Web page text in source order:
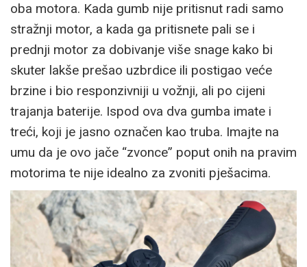
oba motora. Kada gumb nije pritisnut radi samo
stražnji motor, a kada ga pritisnete pali se i
prednji motor za dobivanje više snage kako bi
skuter lakše prešao uzbrdice ili postigao veće
brzine i bio responzivniji u vožnji, ali po cijeni
trajanja baterije. Ispod ova dva gumba imate i
treći, koji je jasno označen kao truba. Imajte na
umu da je ovo jače “zvonce” poput onih na pravim
motorima te nije idealno za zvoniti pješacima.